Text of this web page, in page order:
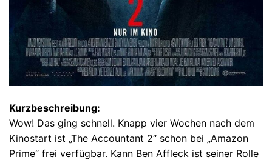
Kurzbeschreibung:
Wow! Das ging schnell. Knapp vier Wochen nach dem
Kinostart ist „The Accountant 2“ schon bei „Amazon
Prime“ frei verfügbar. Kann Ben Affleck ist seiner Rolle